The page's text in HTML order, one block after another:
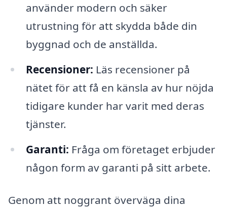
använder modern och säker
utrustning för att skydda både din
byggnad och de anställda.
Recensioner: Läs recensioner på
nätet för att få en känsla av hur nöjda
tidigare kunder har varit med deras
tjänster.
Garanti: Fråga om företaget erbjuder
någon form av garanti på sitt arbete.
Genom att noggrant överväga dina